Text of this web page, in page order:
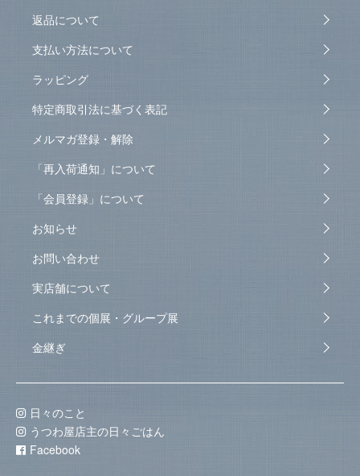
返品について
支払い方法について
ラッピング
特定商取引法に基づく表記
メルマガ登録・解除
「再入荷通知」について
「会員登録」について
お知らせ
お問い合わせ
実店舗について
これまでの個展・グループ展
金継ぎ
日々のこと
うつわ屋店主の日々ごはん
Facebook